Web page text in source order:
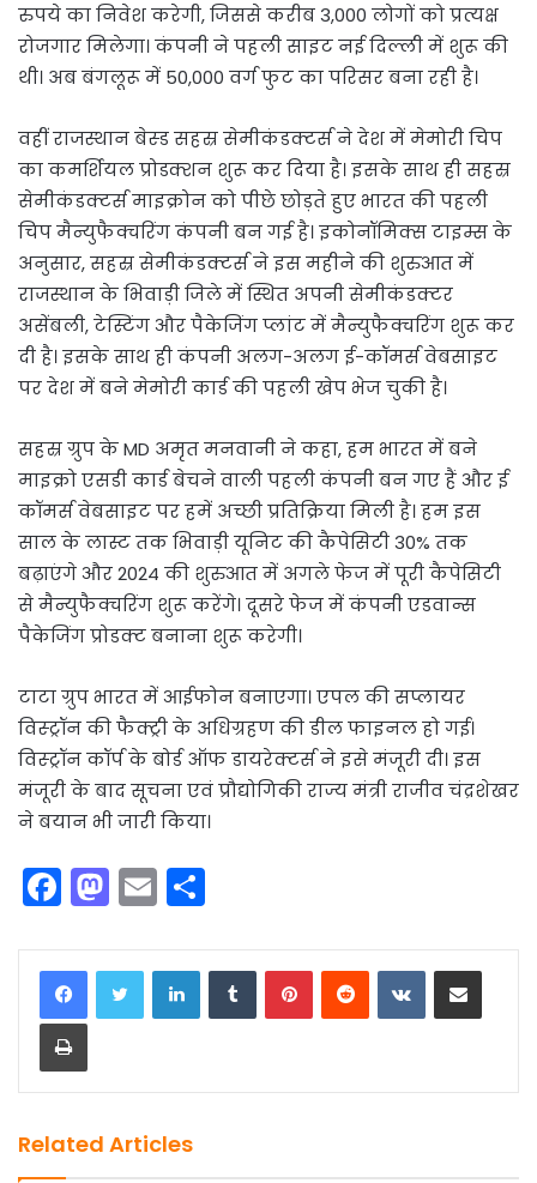
रुपये का निवेश करेगी, जिससे करीब 3,000 लोगों को प्रत्यक्ष
रोजगार मिलेगा। कंपनी ने पहली साइट नई दिल्ली में शुरू की
थी। अब बंगलूरू में 50,000 वर्ग फुट का परिसर बना रही है।
वहीं राजस्थान बेस्ड सहस्र सेमीकंडक्टर्स ने देश में मेमोरी चिप
का कमर्शियल प्रोडक्शन शुरू कर दिया है। इसके साथ ही सहस्र
सेमीकंडक्टर्स ​​​​​​माइक्रोन को पीछे छोड़ते हुए भारत की पहली
चिप मैन्युफैक्चरिंग कंपनी बन गई है। इकोनॉमिक्स टाइम्स के
अनुसार, सहस्र सेमीकंडक्टर्स ने इस महीने की शुरुआत में
राजस्थान के भिवाड़ी जिले में स्थित अपनी सेमीकंडक्टर
असेंबली, टेस्टिंग और पैकेजिंग प्लांट में मैन्युफैक्चरिंग शुरू कर
दी है। इसके साथ ही कंपनी अलग-अलग ई-कॉमर्स वेबसाइट
पर देश में बने मेमोरी कार्ड की पहली खेप भेज चुकी है।
सहस्र ग्रुप के MD अमृत मनवानी ने कहा, हम भारत में बने
माइक्रो एसडी कार्ड बेचने वाली पहली कंपनी बन गए हैं और ई
कॉमर्स वेबसाइट पर हमें अच्छी प्रतिक्रिया मिली है। हम इस
साल के लास्ट तक भिवाड़ी यूनिट की कैपेसिटी 30% तक
बढ़ाएंगे और 2024 की शुरुआत में अगले फेज में पूरी कैपेसिटी
से मैन्युफैक्चरिंग शुरू करेंगे। दूसरे फेज में कंपनी एडवान्स
पैकेजिंग प्रोडक्ट बनाना शुरू करेगी।
टाटा ग्रुप भारत में आईफोन बनाएगा। एपल की सप्लायर
विस्ट्रॉन की फैक्ट्री के अधिग्रहण की डील फाइनल हो गई।
विस्ट्रॉन कॉर्प के बोर्ड ऑफ डायरेक्टर्स ने इसे मंजूरी दी। इस
मंजूरी के बाद सूचना एवं प्रौद्योगिकी राज्य मंत्री राजीव चंद्रशेखर
ने बयान भी जारी किया।
F
a
c
e
b
o
k
M
a
st
o
o
E
m
ai ar
LinkedInTumblrPinterestReddit VKontakteShare via Email
Print
Related Articles